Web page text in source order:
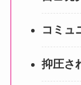
コミュ
抑圧さ